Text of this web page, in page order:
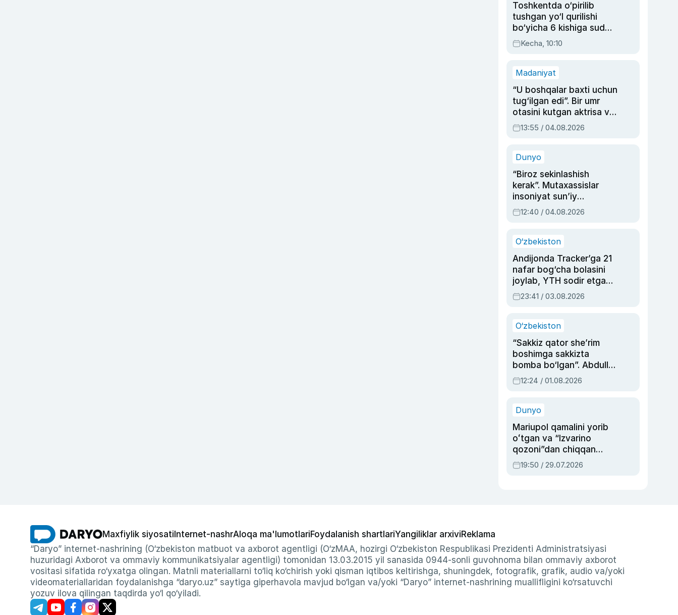
Toshkentda o‘pirilib
tushgan yo‘l qurilishi
bo‘yicha 6 kishiga sud
hukmi o‘qildi
Kecha, 10:10
Madaniyat
“U boshqalar baxti uchun
tug‘ilgan edi”. Bir umr
otasini kutgan aktrisa va
dublyaj ustasi Rimma
Ahmedovaning
13:55 / 04.08.2026
Dunyo
“Biroz sekinlashish
kerak”. Mutaxassislar
insoniyat sun’iy
intellektni boshqara
olmay qolishidan xavotir
12:40 / 04.08.2026
O‘zbekiston
Andijonda Tracker’ga 21
nafar bog‘cha bolasini
joylab, YTH sodir etgan
ayolga sud hukmi o‘qildi
23:41 / 03.08.2026
O‘zbekiston
“Sakkiz qator she’rim
boshimga sakkizta
bomba bo‘lgan”. Abdulla
Oripovni siyosiy
ayblovlardan asrab
12:24 / 01.08.2026
Dunyo
Mariupol qamalini yorib
oʻtgan va “Izvarino
qozoni”dan chiqqan
qahramon — Ukraina
armiyasi bosh
19:50 / 29.07.2026
Maxfiylik siyosati Internet-nashrAloqa ma'lumotlariFoydalanish shartlariYangiliklar arxiviReklama
“Daryo” internet-nashrining (O‘zbekiston matbuot va axborot agentligi (O‘zMAA, hozirgi O‘zbekiston Respublikasi Prezidenti Administratsiyasi
huzuridagi Axborot va ommaviy kommunikatsiyalar agentligi) tomonidan 13.03.2015 yil sanasida 0944-sonli guvohnoma bilan ommaviy axborot
vositasi sifatida ro‘yxatga olingan. Matnli materiallarni to‘liq ko‘chirish yoki qisman iqtibos keltirishga, shuningdek, fotografik, grafik, audio va/yoki
videomateriallaridan foydalanishga “daryo.uz” saytiga giperhavola mavjud bo‘lgan va/yoki “Daryo” internet-nashrining muallifligini ko‘rsatuvchi
yozuv ilova qilingan taqdirda yo‘l qo‘yiladi.